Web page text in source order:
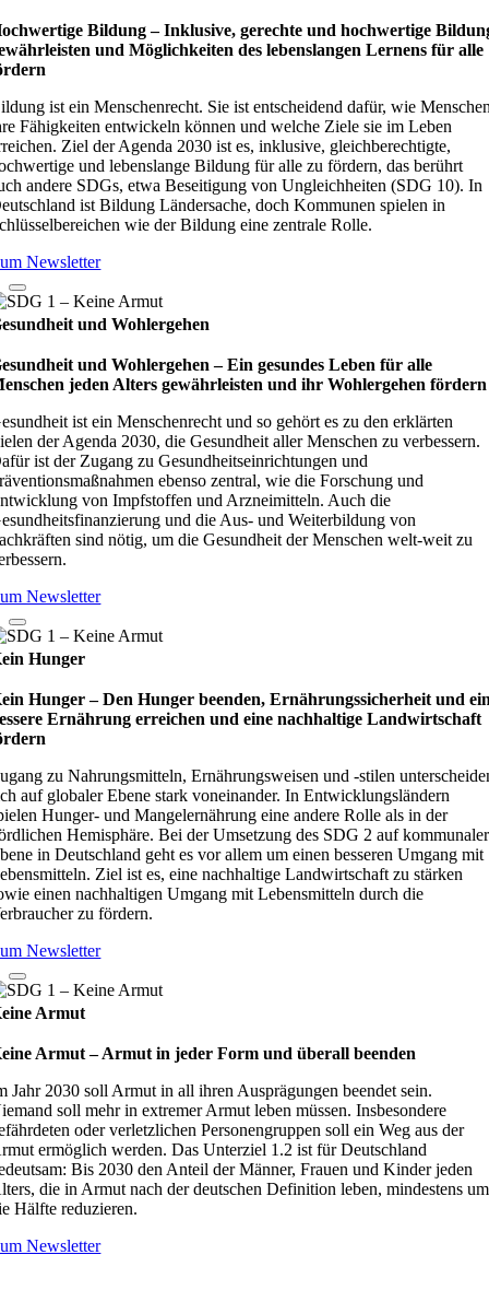
Bildung – Inklusive, gerechte und hochwertige
und Möglichkeiten des lebenslangen Lernens für alle
ist ein Menschenrecht. Sie ist entscheidend dafür, wie
Fähigkeiten entwickeln können und welche Ziele sie im Leben
Ziel der Agenda 2030 ist es, inklusive, gleichberechtigte,
und lebenslange Bildung für alle zu fördern, das berührt
andere SDGs, etwa Beseitigung von Ungleichheiten (SDG 10). In
ist Bildung Ländersache, doch Kommunen spielen in
wie der Bildung eine zentrale Rolle.
Newsletter
und Wohlergehen
und Wohlergehen – Ein gesundes Leben für alle
jeden Alters gewährleisten und ihr Wohlergehen fördern
ist ein Menschenrecht und so gehört es zu den erklärten
der Agenda 2030, die Gesundheit aller Menschen zu verbessern.
ist der Zugang zu Gesundheitseinrichtungen und
ebenso zentral, wie die Forschung und
von Impfstoffen und Arzneimitteln. Auch die
und die Aus- und Weiterbildung von
sind nötig, um die Gesundheit der Menschen welt-weit zu
Newsletter
Hunger
Hunger – Den Hunger beenden, Ernährungssicherheit und
Ernährung erreichen und eine nachhaltige Landwirtschaft
zu Nahrungsmitteln, Ernährungsweisen und -stilen
auf globaler Ebene stark voneinander. In Entwicklungsländern
Hunger- und Mangelernährung eine andere Rolle als in der
Hemisphäre. Bei der Umsetzung des SDG 2 auf kommunaler
in Deutschland geht es vor allem um einen besseren Umgang mit
Ziel ist es, eine nachhaltige Landwirtschaft zu stärken
einen nachhaltigen Umgang mit Lebensmitteln durch die
zu fördern.
Newsletter
Armut
Armut – Armut in jeder Form und überall beenden
Jahr 2030 soll Armut in all ihren Ausprägungen beendet sein.
soll mehr in extremer Armut leben müssen. Insbesondere
oder verletzlichen Personengruppen soll ein Weg aus der
ermöglich werden. Das Unterziel 1.2 ist für Deutschland
Bis 2030 den Anteil der Männer, Frauen und Kinder jeden
die in Armut nach der deutschen Definition leben, mindestens um
Hälfte reduzieren.
Newsletter